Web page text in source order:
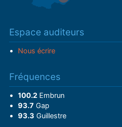
Espace auditeurs
Nous écrire
Fréquences
100.2Embrun
93.7 Gap
93.3 Guillestre